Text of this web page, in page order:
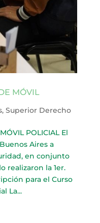
MÓVIL
, Superior Derecho
POLICIAL El
Aires a
en conjunto
realizaron la 1er.
para el Curso
La...